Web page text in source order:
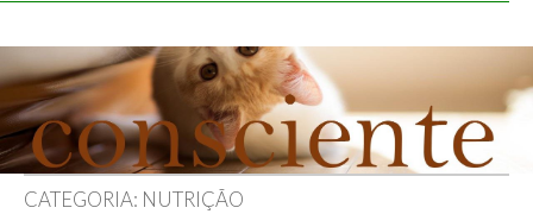
CATEGORIA: NUTRIÇÃO